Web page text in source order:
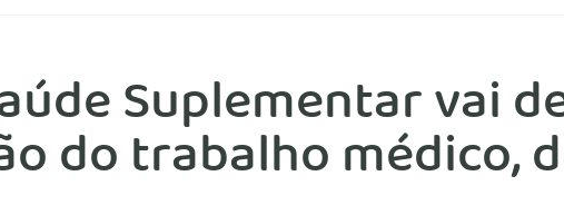
Suplementar vai
do trabalho médico,